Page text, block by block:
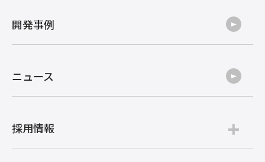
開発事例
ニュース
採用情報